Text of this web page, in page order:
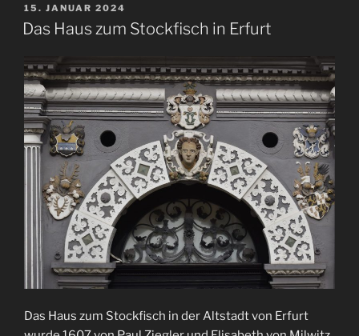
VERÖFFENTLICHT
AM
15. JANUAR 2024
Das Haus zum Stockfisch in Erfurt
Das Haus zum Stockfisch in der Altstadt von Erfurt